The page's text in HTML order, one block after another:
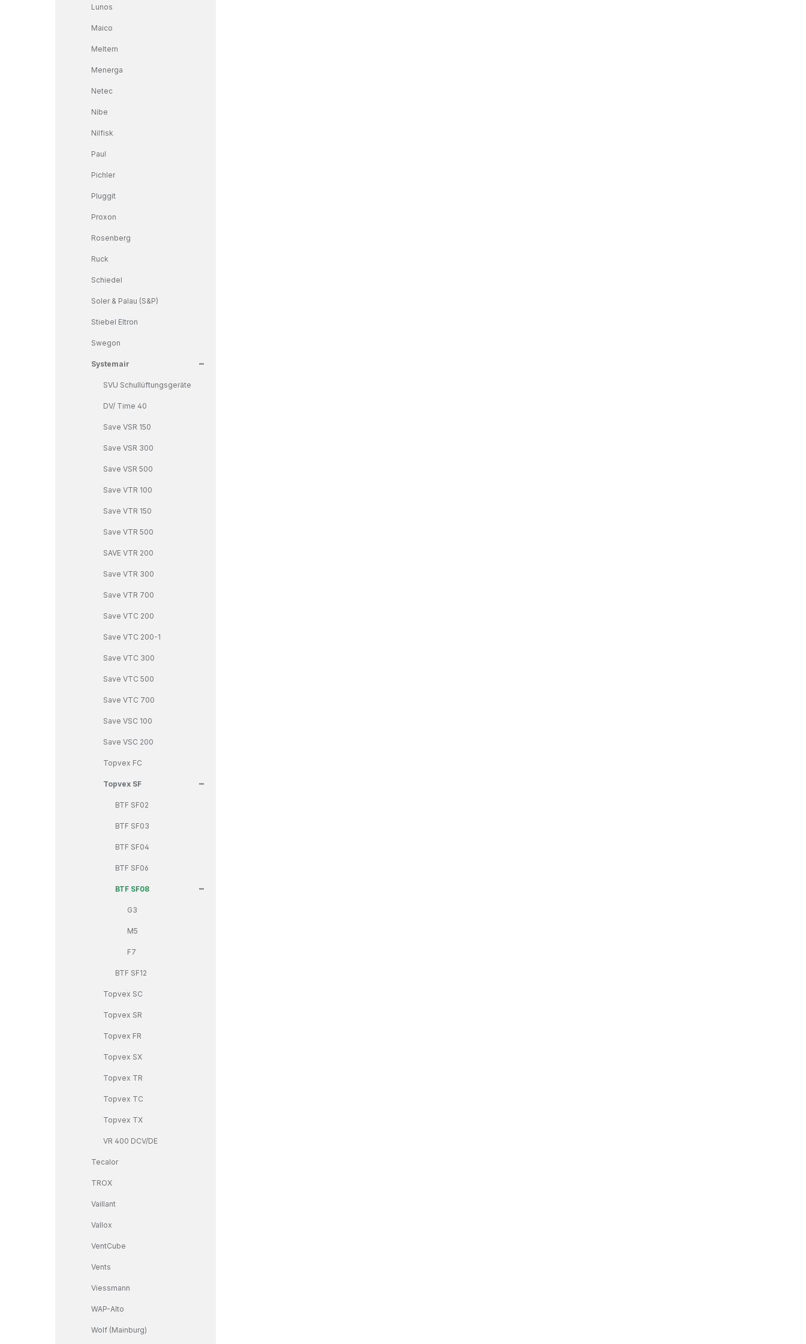
Lunos
Maico
Meltem
Menerga
Netec
Nibe
Nilfisk
Paul
Pichler
Pluggit
Proxon
Rosenberg
Ruck
Schiedel
Soler & Palau (S&P)
Stiebel Eltron
Swegon
Systemair
SVU Schullüftungsgeräte
DV/ Time 40
Save VSR 150
Save VSR 300
Save VSR 500
Save VTR 100
Save VTR 150
Save VTR 500
SAVE VTR 200
Save VTR 300
Save VTR 700
Save VTC 200
Save VTC 200-1
Save VTC 300
Save VTC 500
Save VTC 700
Save VSC 100
Save VSC 200
Topvex FC
Topvex SF
BTF SF02
BTF SF03
BTF SF04
BTF SF06
BTF SF08
G3
M5
F7
BTF SF12
Topvex SC
Topvex SR
Topvex FR
Topvex SX
Topvex TR
Topvex TC
Topvex TX
VR 400 DCV/DE
Tecalor
TROX
Vaillant
Vallox
VentCube
Vents
Viessmann
WAP-Alto
Wolf (Mainburg)